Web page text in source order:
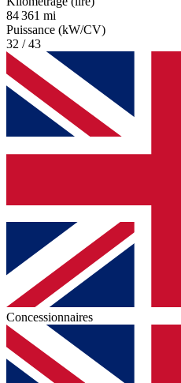
84 361 mi
Puissance (kW/CV)
32 / 43
Concessionnaires